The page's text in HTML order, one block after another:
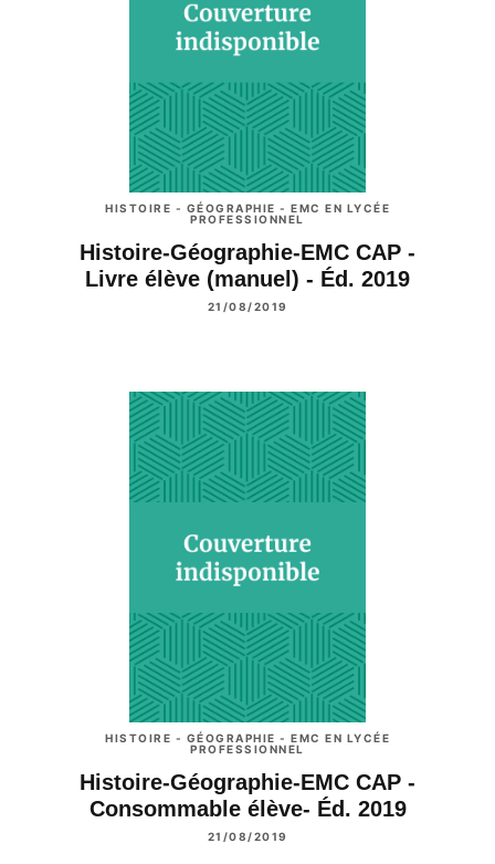
HISTOIRE - GÉOGRAPHIE - EMC EN LYCÉE
PROFESSIONNEL
Histoire-Géographie-EMC CAP -
Livre élève (manuel) - Éd. 2019
21/08/2019
HISTOIRE - GÉOGRAPHIE - EMC EN LYCÉE
PROFESSIONNEL
Histoire-Géographie-EMC CAP -
Consommable élève- Éd. 2019
21/08/2019